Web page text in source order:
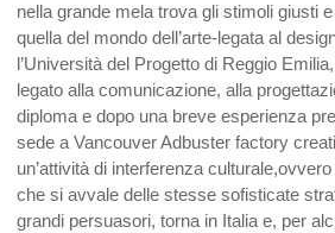
nella grande mela trova gli stimoli giusti
quella del mondo dell’arte-legata al
l’Università del Progetto di Reggio
legato alla comunicazione, alla
diploma e dopo una breve esperienza
sede a Vancouver Adbuster factory
un’attività di interferenza
che si avvale delle stesse sofisticate
grandi persuasori, torna in Italia e, per